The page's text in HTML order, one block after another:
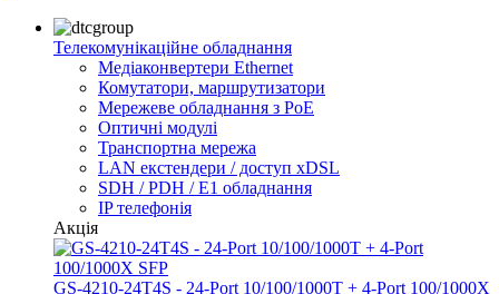
Телекомунікаційне обладнання
Медіаконвертери Ethernet
Комутатори, маршрутизатори
Мережеве обладнання з PoE
Оптичні модулі
Транспортна мережа
LAN екстендери / доступ xDSL
SDH / PDH / E1 обладнання
IP телефонія
Акція
GS-4210-24T4S - 24-Port 10/100/1000T + 4-Port 100/1000X